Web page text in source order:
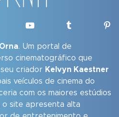
. Um portal de
cinematográfico que
criador Kelvyn Kaestner
veículos de cinema do
com os maiores estúdios
o site apresenta alta